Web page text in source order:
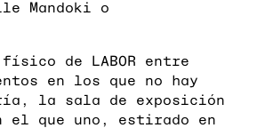
Mandoki o
de LABOR entre
en los que no hay
la sala de exposición
el que uno, estirado en